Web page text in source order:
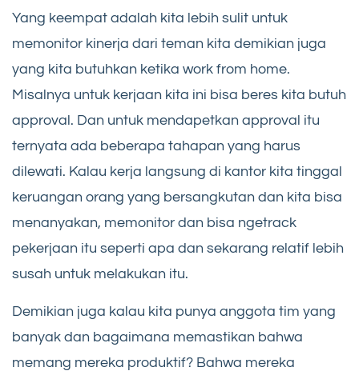
Yang keempat adalah kita lebih sulit untuk
memonitor kinerja dari teman kita demikian juga
yang kita butuhkan ketika work from home.
Misalnya untuk kerjaan kita ini bisa beres kita butuh
approval. Dan untuk mendapetkan approval itu
ternyata ada beberapa tahapan yang harus
dilewati. Kalau kerja langsung di kantor kita tinggal
keruangan orang yang bersangkutan dan kita bisa
menanyakan, memonitor dan bisa ngetrack
pekerjaan itu seperti apa dan sekarang relatif lebih
susah untuk melakukan itu.
Demikian juga kalau kita punya anggota tim yang
banyak dan bagaimana memastikan bahwa
memang mereka produktif? Bahwa mereka